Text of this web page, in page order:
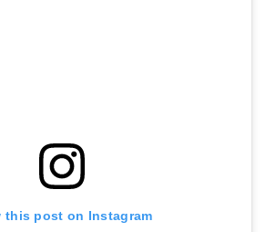
楽天で詳細を見る
this post on Instagram